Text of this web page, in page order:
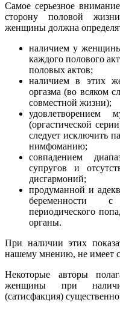
Самое серьезное
сторону половой
женщины должна
наличием у женщины
каждого полового
половых актов;
наличием в этих
оргазма (во всяком
совместной жизни);
удовлетворением
(оргастической
следует исключить
нимфоманию;
совпадением
супругов и
дисгармоний;
продуманной и
беременности с
периодического
органы.
При наличии этих
нашему мнению, не имеет
Некоторые авторы
женщины при
(сатисфакция)